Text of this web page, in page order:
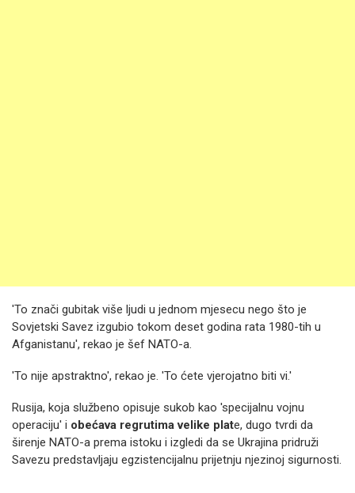
'To znači gubitak više ljudi u jednom mjesecu nego što je
Sovjetski Savez izgubio tokom deset godina rata 1980-tih u
Afganistanu', rekao je šef NATO-a.
'To nije apstraktno', rekao je. 'To ćete vjerojatno biti vi.'
Rusija, koja službeno opisuje sukob kao 'specijalnu vojnu
operaciju' i obećava regrutima velike plate, dugo tvrdi da
širenje NATO-a prema istoku i izgledi da se Ukrajina pridruži
Savezu predstavljaju egzistencijalnu prijetnju njezinoj sigurnosti.